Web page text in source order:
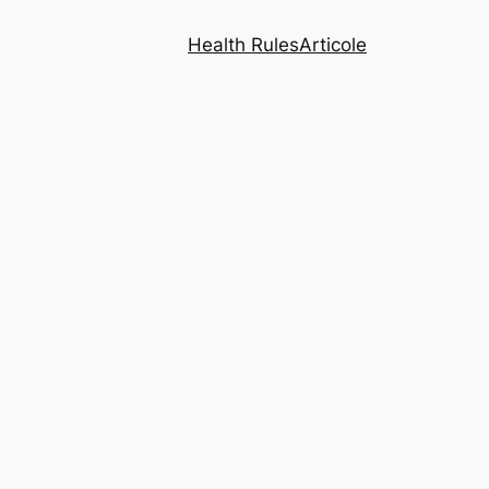
Health RulesArticole